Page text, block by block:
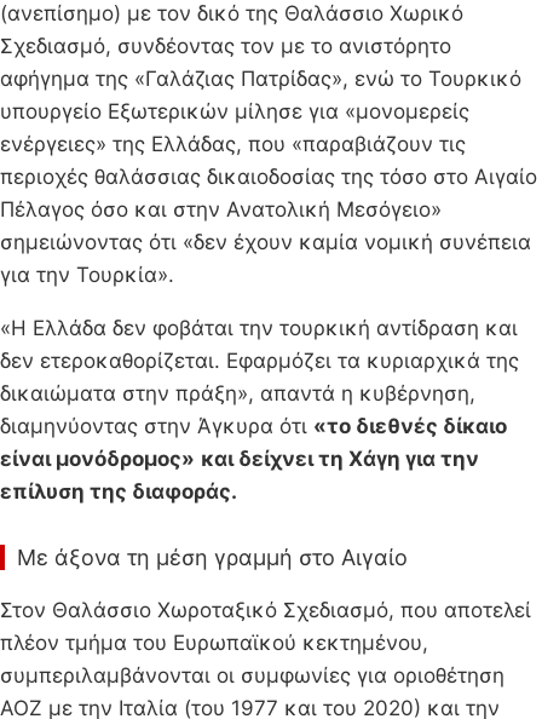
(ανεπίσημο) με τον δικό της Θαλάσσιο Χωρικό
Σχεδιασμό, συνδέοντας τον με το ανιστόρητο
αφήγημα της «Γαλάζιας Πατρίδας», ενώ το Τουρκικό
υπουργείο Εξωτερικών μίλησε για «μονομερείς
ενέργειες» της Ελλάδας, που «παραβιάζουν τις
περιοχές θαλάσσιας δικαιοδοσίας της τόσο στο Αιγαίο
Πέλαγος όσο και στην Ανατολική Μεσόγειο»
σημειώνοντας ότι «δεν έχουν καμία νομική συνέπεια
για την Τουρκία».
«Η Ελλάδα δεν φοβάται την τουρκική αντίδραση και
δεν ετεροκαθορίζεται. Εφαρμόζει τα κυριαρχικά της
δικαιώματα στην πράξη», απαντά η κυβέρνηση,
διαμηνύοντας στην Άγκυρα ότι «το διεθνές δίκαιο
είναι μονόδρομος» και δείχνει τη Χάγη για την
επίλυση της διαφοράς.
Με άξονα τη μέση γραμμή στο Αιγαίο
Στον Θαλάσσιο Χωροταξικό Σχεδιασμό, που αποτελεί
πλέον τμήμα του Ευρωπαϊκού κεκτημένου,
συμπεριλαμβάνονται οι συμφωνίες για οριοθέτηση
ΑΟΖ με την Ιταλία (του 1977 και του 2020) και την